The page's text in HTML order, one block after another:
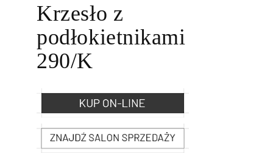
Krzesło z
podłokietnikami
290/K